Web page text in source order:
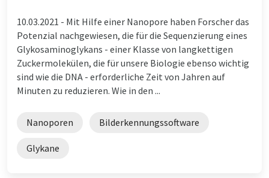
10.03.2021 - Mit Hilfe einer Nanopore haben Forscher das
Potenzial nachgewiesen, die für die Sequenzierung eines
Glykosaminoglykans - einer Klasse von langkettigen
Zuckermolekülen, die für unsere Biologie ebenso wichtig
sind wie die DNA - erforderliche Zeit von Jahren auf
Minuten zu reduzieren. Wie in den ...
Nanoporen Bilderkennungssoftware
Glykane